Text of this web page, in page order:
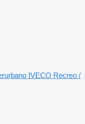
IVECO Recreo /